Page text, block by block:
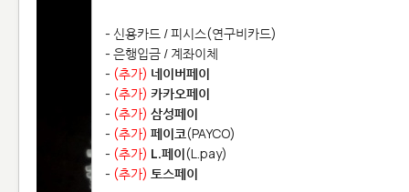
- 신용카드 / 피시스(연구비카드)
- 은행입금 / 계좌이체
- (추가) 네이버페이
- (추가) 카카오페이
- (추가) 삼성페이
- (추가) 페이코(PAYCO)
- (추가) L.페이(L.pay)
- (추가) 토스페이